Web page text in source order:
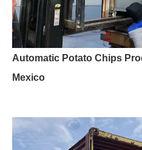
Automatic Potato Chips
Mexico